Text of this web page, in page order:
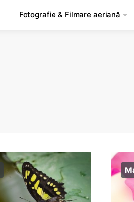
Fotografie & Filmare aeriană